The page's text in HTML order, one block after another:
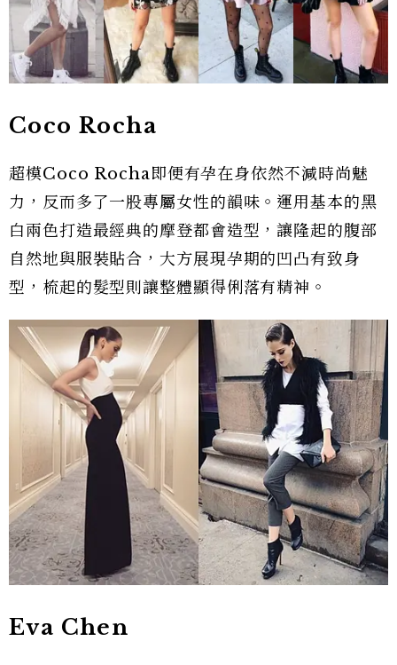
Coco Rocha
超模Coco Rocha即便有孕在身依然不減時尚魅
力，反而多了一股專屬女性的韻味。運用基本的黑
白兩色打造最經典的摩登都會造型，讓隆起的腹部
自然地與服裝貼合，大方展現孕期的凹凸有致身
型，梳起的髮型則讓整體顯得俐落有精神。
Eva Chen